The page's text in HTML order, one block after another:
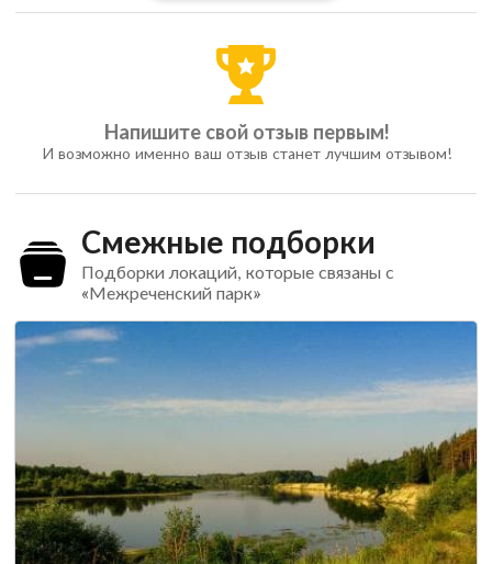
Напишите свой отзыв первым!
И возможно именно ваш отзыв станет лучшим отзывом!
Смежные подборки
Подборки локаций, которые связаны с
«Межреченский парк»